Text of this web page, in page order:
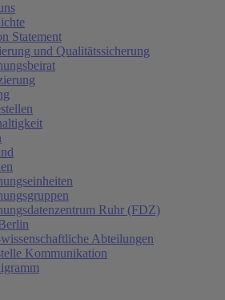
Statement
und Qualitätssicherung
Ruhr (FDZ)
Abteilungen
Kommunikation